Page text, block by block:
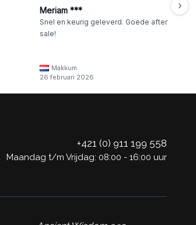
Meriam ***
Snel en keurig geleverd. Goede after
sale!
Makkum
26 februari 2026
+421 (0) 911 199 558
Maandag t/m Vrijdag: 08:00 - 16:00 uur